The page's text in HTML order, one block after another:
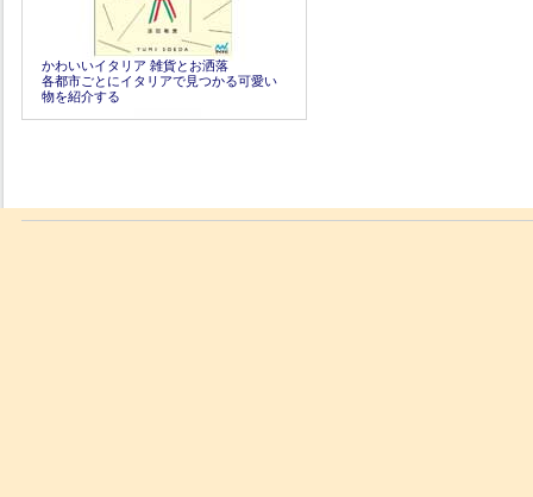
かわいいイタリア 雑貨とお洒落
各都市ごとにイタリアで見つかる可愛い
物を紹介する